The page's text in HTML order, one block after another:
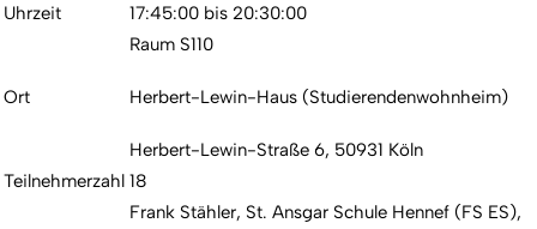
Uhrzeit
17:45:00 bis 20:30:00
Ort
Raum S110
Herbert-Lewin-Haus (Studierendenwohnheim)
Herbert-Lewin-Straße 6, 50931 Köln
Teilnehmerzahl 18
Frank Stähler, St. Ansgar Schule Hennef (FS ES),